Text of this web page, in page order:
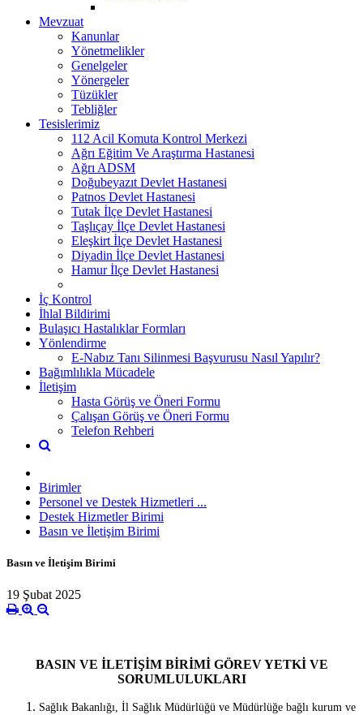
Mevzuat
Kanunlar
Yönetmelikler
Genelgeler
Yönergeler
Tüzükler
Tebliğler
Tesislerimiz
112 Acil Komuta Kontrol Merkezi
Ağrı Eğitim Ve Araştırma Hastanesi
Ağrı ADSM
Doğubeyazıt Devlet Hastanesi
Patnos Devlet Hastanesi
Tutak İlçe Devlet Hastanesi
Taşlıçay İlçe Devlet Hastanesi
Eleşkirt İlçe Devlet Hastanesi
Diyadin İlçe Devlet Hastanesi
Hamur İlçe Devlet Hastanesi
İç Kontrol
İhlal Bildirimi
Bulaşıcı Hastalıklar Formları
Yönlendirme
E-Nabız Tanı Silinmesi Başvurusu Nasıl Yapılır?
Bağımlılıkla Mücadele
İletişim
Hasta Görüş ve Öneri Formu
Çalışan Görüş ve Öneri Formu
Telefon Rehberi
Birimler
Personel ve Destek Hizmetleri ...
Destek Hizmetler Birimi
Basın ve İletişim Birimi
Basın ve İletişim Birimi
19 Şubat 2025
BASIN VE İLETİŞİM BİRİMİ GÖREV YETKİ VE
SORUMLULUKLARI
Sağlık Bakanlığı, İl Sağlık Müdürlüğü ve Müdürlüğe bağlı kurum ve